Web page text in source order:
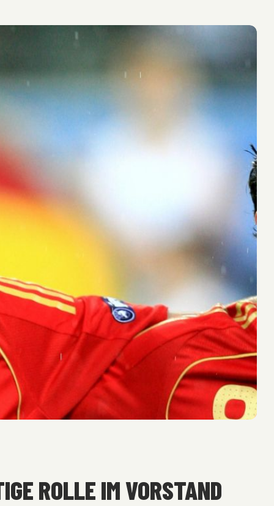
ROLLE IM VORSTAND